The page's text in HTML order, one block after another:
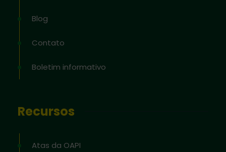
Blog
Contato
Boletim informativo
Recursos
Atas da OAPI